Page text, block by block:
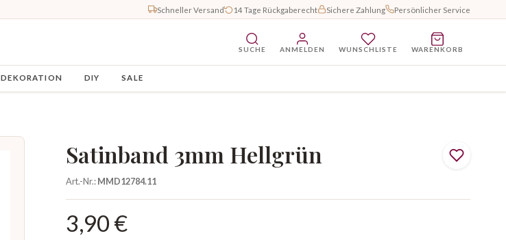
Schneller Versand 14 Tage Rückgaberecht Sichere Zahlung Persönlicher Service
SUCHE ANMELDEN WUNSCHLISTE WARENKORB
DEKORATION DIY SALE
Satinband 3mm Hellgrün
Art.-Nr.:MMD12784.11
3,90 €